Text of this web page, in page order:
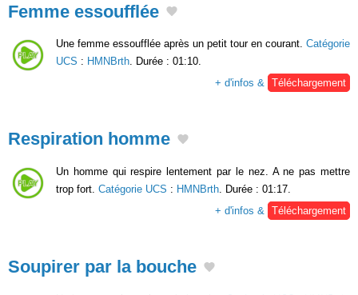
Femme essoufflée
Une femme essoufflée après un petit tour en courant. Catégorie
UCS : HMNBrth. Durée : 01:10.
+ d'infos & Téléchargement
Respiration homme
Un homme qui respire lentement par le nez. A ne pas mettre
trop fort. Catégorie UCS : HMNBrth . Durée : 01:17.
+ d'infos &
Téléchargement
Soupirer par la bouche